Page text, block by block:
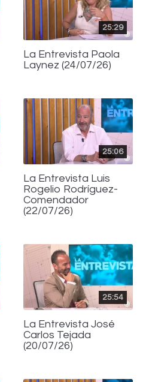
25:29
La Entrevista Paola
Laynez (24/07/26)
25:06
La Entrevista Luis
Rogelio Rodríguez-
Comendador
(22/07/26)
25:54
La Entrevista José
Carlos Tejada
(20/07/26)